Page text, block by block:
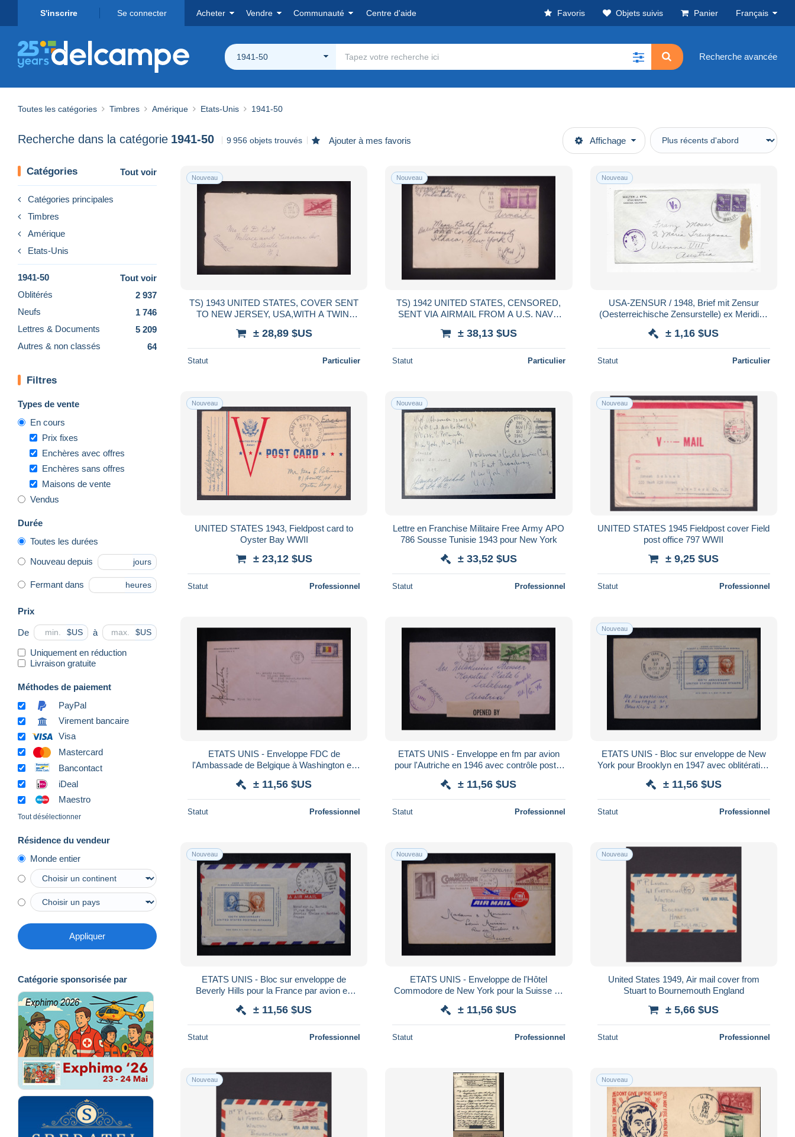
S'inscrire Se connecter Acheter Vendre Communauté Centre d'aide Favoris Objets suivis Panier Français
1941-50 Recherche avancée
Toutes les catégories Timbres Amérique Etats-Unis 1941-50
Recherche dans la catégorie 1941-50 9 956 objets trouvés Ajouter à mes favoris Affichage
Catégories Tout voir
Catégories principales
Timbres
Amérique
Etats-Unis
1941-50
Tout voir
Oblitérés
2 937
Neufs
1 746
Lettres & Documents
5 209
Autres & non classés
64
Filtres
Types de vente
En cours
Prix fixes
Enchères avec offres
Enchères sans offres
Maisons de vente
Vendus
Durée
Toutes les durées
Nouveau depuis jours
Fermant dans heures
Prix
De $US à $US
Uniquement en réduction
Livraison gratuite
Méthodes de paiement
PayPal
Virement bancaire
Visa
Mastercard
Bancontact
iDeal
Maestro
Tout désélectionner
Résidence du vendeur
Monde entier
Appliquer
Catégorie sponsorisée par
Nouveau
TS) 1943 UNITED STATES, COVER SENT
TO NEW JERSEY, USA,WITH A TWIN-
DESIGN REGULARLY ISSUED B
± 28,89 $US
Statut Particulier
Nouveau
TS) 1942 UNITED STATES, CENSORED,
SENT VIA AIRMAIL FROM A U.S. NAVY
FEATURING THE STATUE O
± 38,13 $US
Statut Particulier
Nouveau
USA-ZENSUR / 1948, Brief mit Zensur
(Oesterreichische Zensurstelle) ex Meridien
± 1,16 $US
Statut Particulier
Nouveau
UNITED STATES 1943, Fieldpost card to
Oyster Bay WWII
± 23,12 $US
Statut Professionnel
Nouveau
Lettre en Franchise Militaire Free Army APO
786 Sousse Tunisie 1943 pour New York
± 33,52 $US
Statut Professionnel
Nouveau
UNITED STATES 1945 Fieldpost cover Field
post office 797 WWII
± 9,25 $US
Statut Professionnel
ETATS UNIS - Enveloppe FDC de
l'Ambassade de Belgique à Washington en
185865
± 11,56 $US
Statut Professionnel
ETATS UNIS - Enveloppe en fm par avion
pour l'Autriche en 1946 avec contrôle postal
± 11,56 $US
Statut Professionnel
Nouveau
ETATS UNIS - Bloc sur enveloppe de New
York pour Brooklyn en 1947 avec oblitération
± 11,56 $US
Statut Professionnel
Nouveau
ETATS UNIS - Bloc sur enveloppe de
Beverly Hills pour la France par avion en
± 11,56 $US
Statut Professionnel
Nouveau
ETATS UNIS - Enveloppe de l'Hôtel
Commodore de New York pour la Suisse en
± 11,56 $US
Statut Professionnel
Nouveau
United States 1949, Air mail cover from
Stuart to Bournemouth England
± 5,66 $US
Statut Professionnel
Nouveau Nouveau